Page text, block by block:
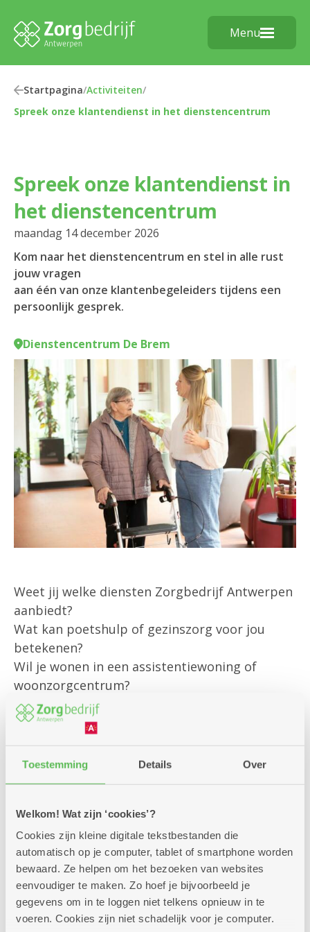
Toestemming Details Over
Welkom! Wat zijn ‘cookies’?
Cookies zijn kleine digitale tekstbestanden die
automatisch op je computer, tablet of smartphone worden
bewaard. Ze helpen om het bezoeken van websites
eenvoudiger te maken. Zo hoef je bijvoorbeeld je
gegevens om in te loggen niet telkens opnieuw in te
voeren. Cookies zijn niet schadelijk voor je computer.
Menu
Startpagina/Activiteiten/
Spreek onze klantendienst in het dienstencentrum
Spreek onze klantendienst in
het dienstencentrum
maandag 14 december 2026
Kom naar het dienstencentrum en stel in alle rust
jouw vragen
aan één van onze klantenbegeleiders tijdens een
persoonlijk gesprek.
Dienstencentrum De Brem
Weet jij welke diensten Zorgbedrijf Antwerpen
aanbiedt?
Wat kan poetshulp of gezinszorg voor jou
betekenen?
Wil je wonen in een assistentiewoning of
woonzorgcentrum?
Of heb je een andere vraag?
Onze klantenbegeleider is er om jou
persoonlijk te helpen met al jouw vragen rond
bestaande diensten
mogelijkheden die we aanbieden.
Kom gerust langs – we helpen je graag verder!